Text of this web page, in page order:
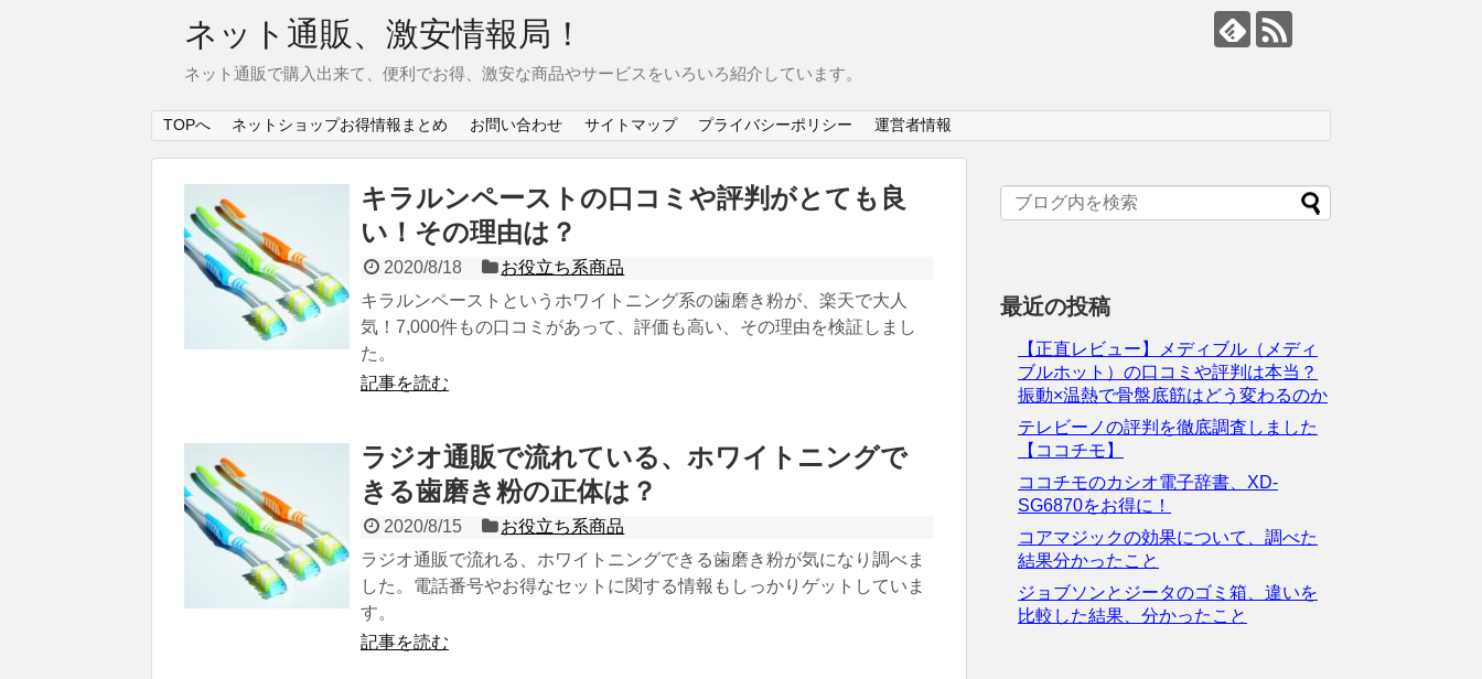
ネット通販、激安情報局！
ネット通販で購入出来て、便利でお得、激安な商品やサービスをいろいろ紹介しています。
TOPへ ネットショップお得情報まとめ お問い合わせ サイトマップ プライバシーポリシー 運営者情報
キラルンペーストの口コミや評判がとても良
い！その理由は？
2020/8/18
お役立ち系商品
キラルンペーストというホワイトニング系の歯磨き粉が、楽天で大人
気！7,000件もの口コミがあって、評価も高い、その理由を検証しまし
た。
記事を読む
ラジオ通販で流れている、ホワイトニングで
きる歯磨き粉の正体は？
2020/8/15
お役立ち系商品
ラジオ通販で流れる、ホワイトニングできる歯磨き粉が気になり調べま
した。電話番号やお得なセットに関する情報もしっかりゲットしていま
す。
記事を読む
最近の投稿
【正直レビュー】メディブル（メディ
ブルホット）の口コミや評判は本当？
振動×温熱で骨盤底筋はどう変わるのか
テレビーノの評判を徹底調査しました
【ココチモ】
ココチモのカシオ電子辞書、XD-
SG6870をお得に！
コアマジックの効果について、調べた
結果分かったこと
ジョブソンとジータのゴミ箱、違いを
比較した結果、分かったこと